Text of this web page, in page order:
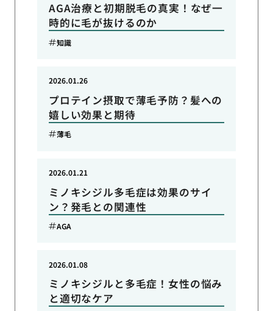
AGA治療と初期脱毛の真実！なぜ一
時的に毛が抜けるのか
知識
プロテイン摂取で薄毛予防？髪への
嬉しい効果と期待
2026.01.26
薄毛
ミノキシジル多毛症は効果のサイ
ン？発毛との関連性
2026.01.21
AGA
ミノキシジルと多毛症！女性の悩み
と適切なケア
2026.01.08